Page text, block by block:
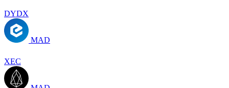
DYDX
MAD
XEC